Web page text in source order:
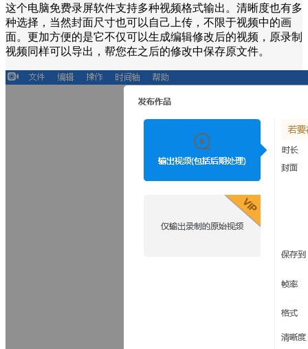
这个电脑免费录屏软件支持多种视频格式输出。清晰度也有多
种选择，当然封面尺寸也可以自己上传，不限于视频中的画
面。更加方便的是它不仅可以生成编辑修改后的视频，原录制
视频同样可以导出，帮您在之后的修改中保存原文件。